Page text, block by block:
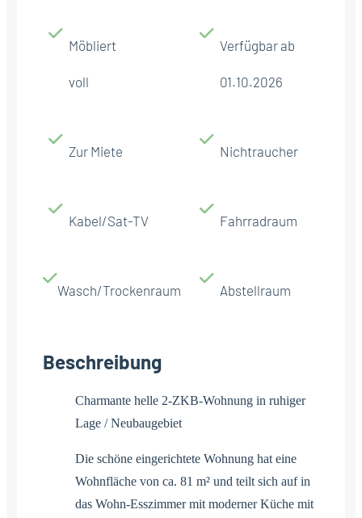
Möbliert
voll
Verfügbar ab
01.10.2026
Zur Miete Nichtraucher
Kabel/Sat-TV Fahrradraum
Wasch/Trockenraum Abstellraum
Beschreibung
Charmante helle 2-ZKB-Wohnung in ruhiger
Lage / Neubaugebiet
Die schöne eingerichtete Wohnung hat eine
Wohnfläche von ca. 81 m² und teilt sich auf in
das Wohn-Esszimmer mit moderner Küche mit